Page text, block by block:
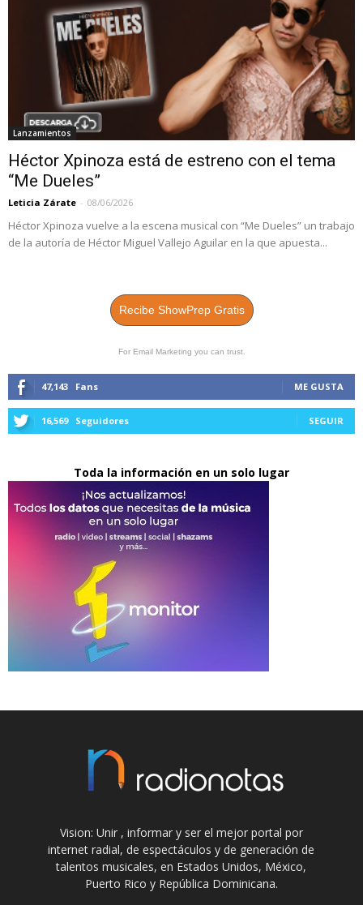
Lanzamientos
Héctor Xpinoza está de estreno con el tema
“Me Dueles”
Leticia Zárate - 08/06/2026
Héctor Xpinoza vuelve a la escena musical con “Me Dueles” un trabajo
de la autoría de Héctor Miguel Vallejo Aguilar en la que apuesta...
Recibe ShowPrep Gratis
For Email Marketing you can trust.
47,143 Fans ME GUSTA
16,569 Seguidores SEGUIR
Toda la información en un solo lugar
Vision: Unir , informar y ser el mejor portal por
internet radial, de espectáculos y de generación de
talentos musicales, en Estados Unidos, México,
Puerto Rico y República Dominicana.